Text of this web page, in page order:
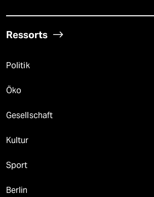
Ressorts
Politik
Öko
Gesellschaft
Kultur
Sport
Berlin